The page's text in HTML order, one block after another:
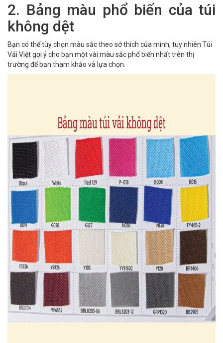
2. Bảng màu phổ biến của túi
không dệt
Bạn có thể tùy chọn màu sắc theo sở thích của mình, tuy nhiên Túi
Vải Việt gợi ý cho bạn một vài màu sắc phổ biến nhất trên thị
trường để bạn tham khảo và lựa chọn.